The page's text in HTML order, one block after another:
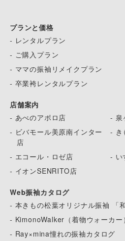
プランと価格
- レンタルプラン
- ご購入プラン
- ママの振袖リメイクプラン
- 卒業袴レンタルプラン
店舗案内
- あべのアポロ店
- 泉
- ビバモール美原南インター
店
- き
- エコール・ロゼ店
- い
- イオンSENRITO店
Web振袖カタログ
- 本きもの松葉オリジナル振袖 「
- KimonoWalker（着物ウォーカー）
- Ray×mina憧れの振袖カタログ